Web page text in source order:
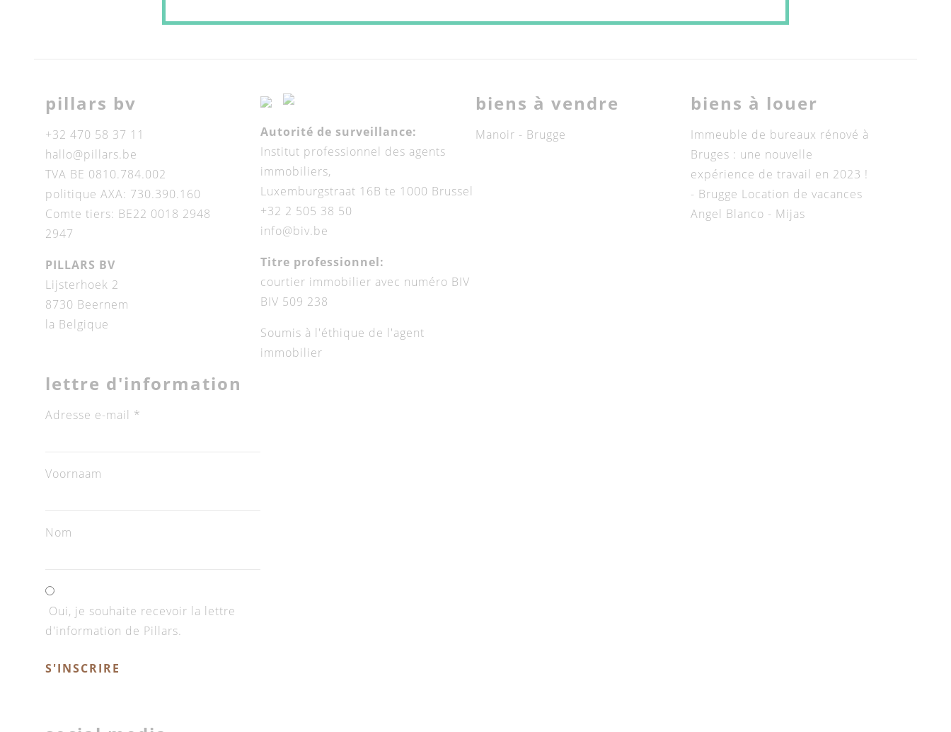
pillars bv
+32 470 58 37 11
hallo@pillars.be
TVA BE 0810.784.002
politique AXA: 730.390.160
Comte tiers: BE22 0018 2948
2947
PILLARS BV
Lijsterhoek 2
8730 Beernem
la Belgique
Autorité de surveillance:
Institut professionnel des agents
immobiliers,
Luxemburgstraat 16B te 1000 Brussel
+32 2 505 38 50
info@biv.be
Titre professionnel:
courtier immobilier avec numéro BIV
BIV 509 238
Soumis à l'éthique de l'agent
immobilier
biens à vendre
Manoir - Brugge
biens à louer
Immeuble de bureaux rénové à
Bruges : une nouvelle
expérience de travail en 2023 !
- Brugge Location de vacances
Angel Blanco - Mijas
lettre d'information
Adresse e-mail *
Voornaam
Nom
Oui, je souhaite recevoir la lettre
d'information de Pillars.